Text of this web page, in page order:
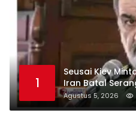
1
Seusai Kiev
Iran Batal
Agustus 5, 2026